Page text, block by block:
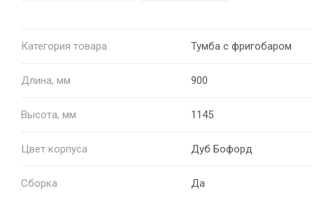
Категория товара Тумба с фригобаром
Длина, мм 900
Высота, мм 1145
Цвет корпуса Дуб Бофорд
Сборка Да